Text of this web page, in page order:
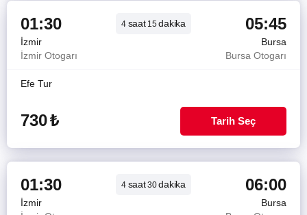
01:30 4 saat15dakika 05:45
İzmir
Bursa
İzmir Otogarı
Bursa Otogarı
Efe Tur
730₺ Tarih Seç
01:30 4 saat30dakika 06:00
İzmir
Bursa